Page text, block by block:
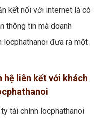
kết nối với internet là có
thông tin mà doanh
locphathanoi đưa ra một
hệ liên kết với khách
tài chính locphathanoi